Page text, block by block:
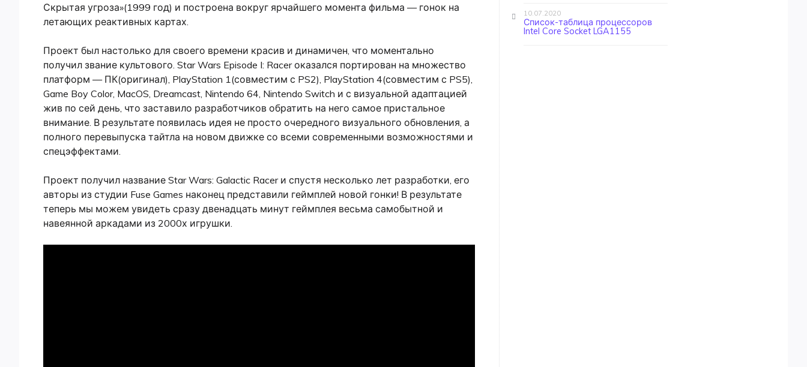
Скрытая угроза»(1999 год) и построена вокруг ярчайшего момента фильма — гонок на
летающих реактивных картах.
Проект был настолько для своего времени красив и динамичен, что моментально
получил звание культового. Star Wars Episode I: Racer оказался портирован на множество
платформ — ПК(оригинал), PlayStation 1(совместим с PS2), PlayStation 4(совместим с PS5),
Game Boy Color, MacOS, Dreamcast, Nintendo 64, Nintendo Switch и с визуальной адаптацией
жив по сей день, что заставило разработчиков обратить на него самое пристальное
внимание. В результате появилась идея не просто очередного визуального обновления, а
полного перевыпуска тайтла на новом движке со всеми современными возможностями и
спецэффектами.
Проект получил название Star Wars: Galactic Racer и спустя несколько лет разработки, его
авторы из студии Fuse Games наконец представили геймплей новой гонки! В результате
теперь мы можем увидеть сразу двенадцать минут геймплея весьма самобытной и
навеянной аркадами из 2000х игрушки.
10.07.2020
Список-таблица процессоров
Intel Core Socket LGA1155